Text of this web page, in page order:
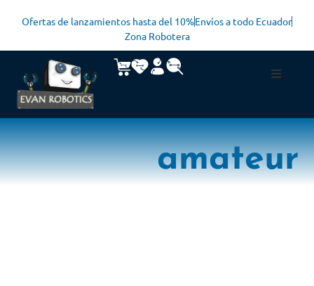
Ofertas de lanzamientos hasta del 10%Envíos a todo Ecuador
Zona Robotera
amateur